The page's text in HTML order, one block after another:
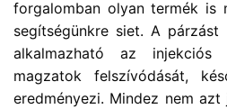
forgalomban olyan termék is
segítségünkre siet. A
alkalmazható az injekciós
magzatok felszívódását,
eredményezi. Mindez nem